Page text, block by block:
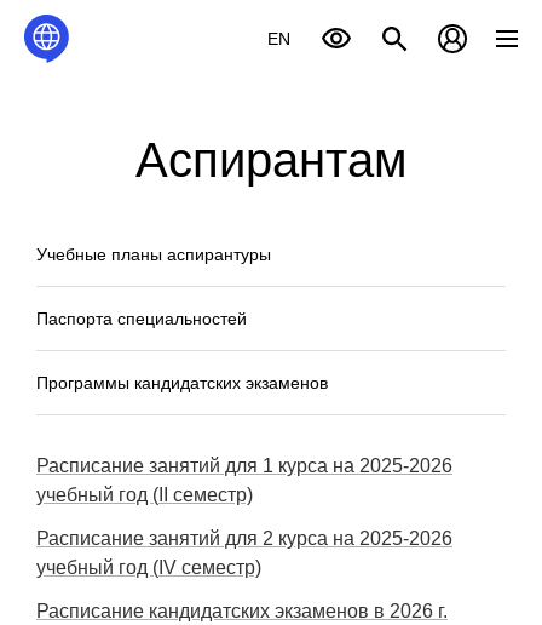
EN
Аспирантам
Учебные планы аспирантуры
Паспорта специальностей
Программы кандидатских экзаменов
Расписание занятий для 1 курса на 2025-2026
учебный год (
семестр)
Расписание занятий для 2 курса на 2025-2026
учебный год ( IV семестр)
Расписание кандидатских экзаменов в 2026 г.